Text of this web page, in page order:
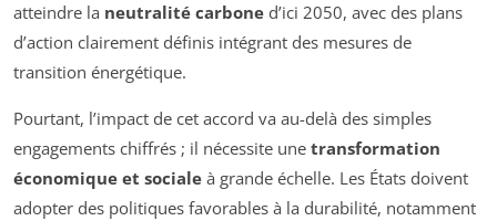
atteindre la neutralité carbone d’ici 2050, avec des plans
d’action clairement définis intégrant des mesures de
transition énergétique.
Pourtant, l’impact de cet accord va au-delà des simples
engagements chiffrés ; il nécessite une transformation
économique et sociale à grande échelle. Les États doivent
adopter des politiques favorables à la durabilité, notamment